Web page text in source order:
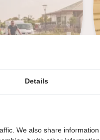
Details
We also share information